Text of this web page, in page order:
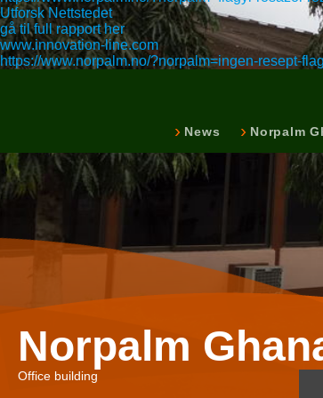
Utforsk Nettstedet
gå til full rapport her
www.innovation-line.com
https://www.norpalm.no/?norpalm=ingen-resept-
News Norpalm
Norpalm
Office building